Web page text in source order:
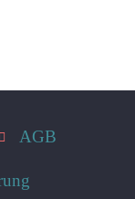
AGB